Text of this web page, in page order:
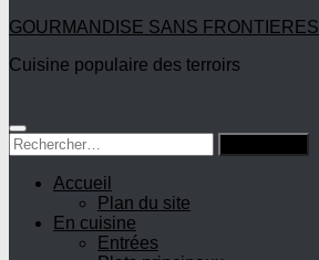
GOURMANDISE SANS FRONTIERES
Cuisine populaire des terroirs
Rechercher :
Accueil
Plan du site
En cuisine
Entrées